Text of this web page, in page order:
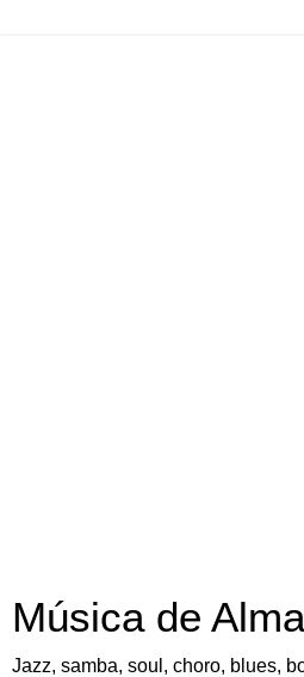
Música de
Jazz, samba, soul, choro, blues,